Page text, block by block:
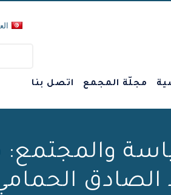
مجلّة المجمع اتصل بنا